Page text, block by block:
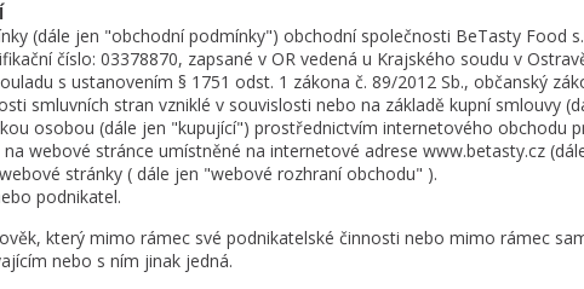
(dále jen "obchodní podmínky") obchodní společnosti BeTasty Food
číslo: 03378870, zapsané v OR vedená u Krajského soudu v
s ustanovením § 1751 odst. 1 zákona č. 89/2012 Sb., občanský
smluvních stran vzniklé v souvislosti nebo na základě kupní smlouvy
osobou (dále jen "kupující") prostřednictvím internetového obchodu
webové stránce umístněné na internetové adrese www.betasty.cz
stránky ( dále jen "webové rozhraní obchodu" ).
podnikatel.
který mimo rámec své podnikatelské činnosti nebo mimo rámec
nebo s ním jinak jedná.